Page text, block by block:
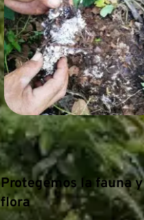
Protegemos la fauna y
flora